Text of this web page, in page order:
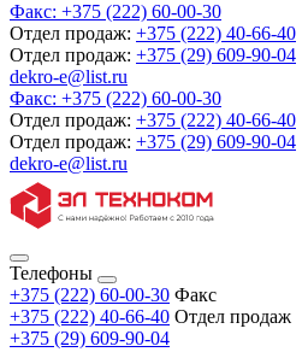
Факс: +375 (222) 60-00-30
Отдел продаж: +375 (222) 40-66-40
Отдел продаж: +375 (29) 609-90-04
dekro-e@list.ru
Факс: +375 (222) 60-00-30
Отдел продаж: +375 (222) 40-66-40
Отдел продаж: +375 (29) 609-90-04
dekro-e@list.ru
Телефоны
+375 (222) 60-00-30 Факс
+375 (222) 40-66-40 Отдел продаж
+375 (29) 609-90-04